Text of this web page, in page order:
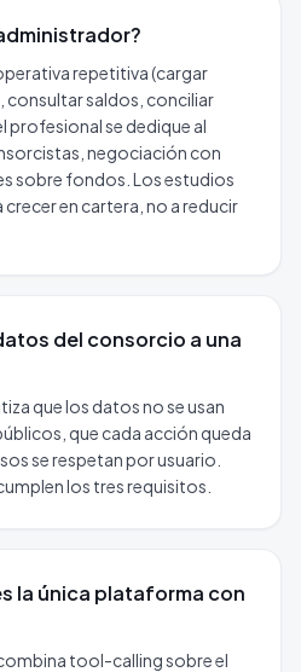
repetitiva (cargar
consultar saldos, conciliar
profesional se dedique al
negociación con
sobre fondos. Los estudios
en cartera, no a reducir
del consorcio a una
que los datos no se usan
que cada acción queda
se respetan por usuario.
los tres requisitos.
la única plataforma con
tool-calling sobre el